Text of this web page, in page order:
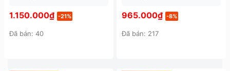
1.150.000₫ -21%
Đã bán: 40
965.000₫ -8%
Đã bán: 217